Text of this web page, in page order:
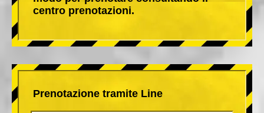
centro prenotazioni.
Prenotazione tramite Line